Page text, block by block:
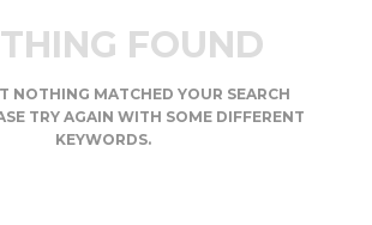
FOUND
NOTHING MATCHED YOUR SEARCH
TRY AGAIN WITH SOME DIFFERENT
KEYWORDS.